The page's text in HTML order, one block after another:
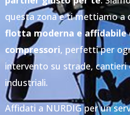
questa zona e ti mettiamo a
flotta moderna e affidabile
compressori, perfetti per
intervento su strade, cantieri
industriali.
Affidati a NURDIG per un